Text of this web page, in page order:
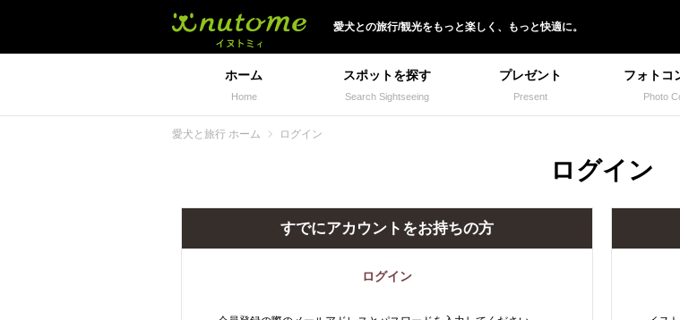
愛犬との旅行/観光をもっと楽しく、 もっと快適に。
ホーム
Home
スポットを探す
Search Sightseeing
プレゼント
Present
フォトコ
Photo
愛犬と旅行 ホーム ログイン
ログイン
すでにアカウントをお持ちの方
ログイン